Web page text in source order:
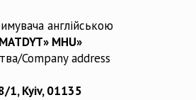
англійською
MHU»
Company address
1, Kyiv, 01135